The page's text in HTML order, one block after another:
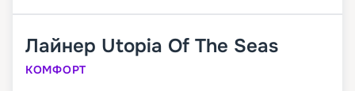
Лайнер Utopia Of The Seas
КОМФОРТ